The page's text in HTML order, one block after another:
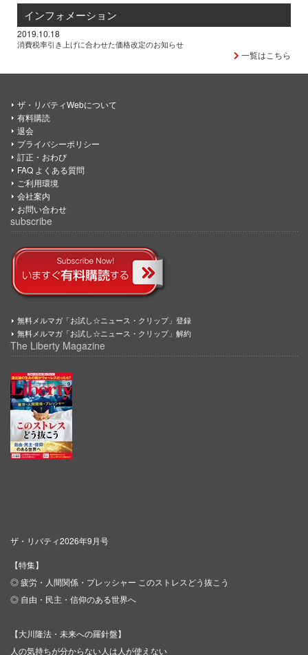
インフォメーション
2019.10.18
消費税率引き上げに合わせた価格改定のお知らせ
一覧はこちら
ザ・リバティWebについて
有料購読
退会
プライバシーポリシー
訂正・おわび
FAQ よくある質問
ご利用環境
会社案内
お問い合わせ
subscribe
無料メルマガ「お試し☆ニュース・クリップ」登録
無料メルマガ「お試し☆ニュース・クリップ」解約
The Liberty Magazine
ザ・リバティ2026年9月号
【特集】
◎ 疲労・人間関係・プレッシャー このストレスどう抜こう
◎ 自由・民主・信仰のある世界へ
【大川隆法・未来への羅針盤】
人の気持ちが分からない人は人が使えない